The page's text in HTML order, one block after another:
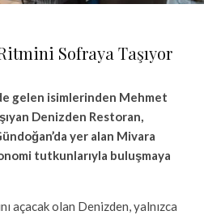
Sofraya Taşıyor
gelen isimlerinden Mehmet
Denizden Restoran,
yer alan Mivara
tutkunlarıyla buluşmaya
açacak olan Denizden, yalnızca